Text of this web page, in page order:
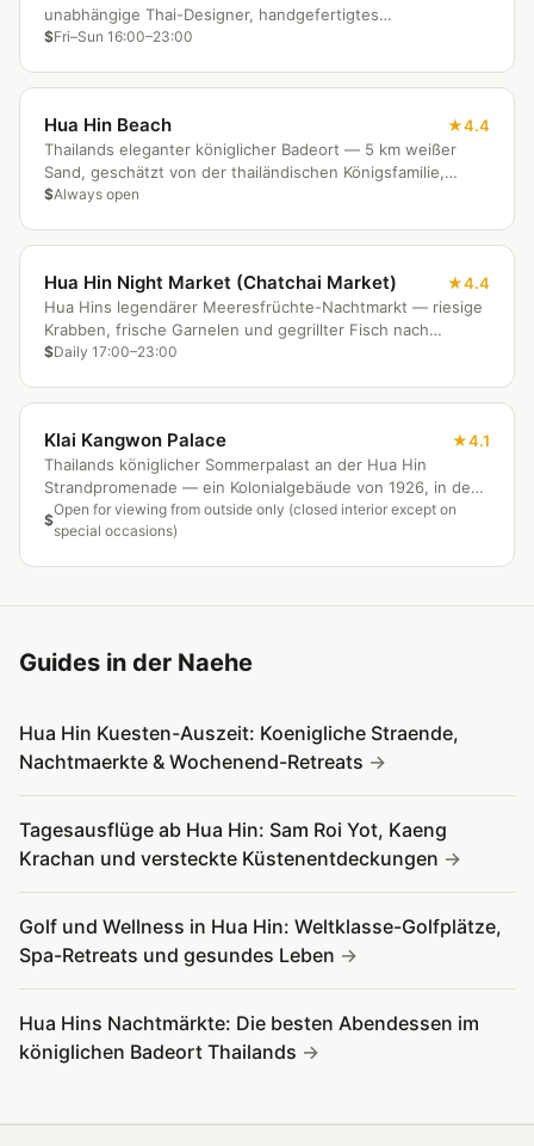
unabhängige Thai-Designer, handgefertigtes
Kunsthandwerk, Live-Musik und Genussgastronomie in
$Fri–Sun 16:00–23:00
Hua Hin Beach
4.4
Thailands eleganter königlicher Badeort — 5 km weißer
Sand, geschätzt von der thailändischen Königsfamilie,
Bangkoker Wochenendgästen und Langzeitexpats.
$Always open
Hua Hin Night Market (Chatchai Market)
4.4
Hua Hins legendärer Meeresfrüchte-Nachtmarkt — riesige
Krabben, frische Garnelen und gegrillter Fisch nach
Gewicht täglich auf der Dechanuchit Road.
$Daily 17:00–23:00
Klai Kangwon Palace
4.1
Thailands königlicher Sommerpalast an der Hua Hin
Strandpromenade — ein Kolonialgebäude von 1926, in dem
König Bhumibol Geschichte schrieb, noch immer aktive
Königsresidenz.
$
Open for viewing from outside only (closed interior except on
special occasions)
Guides in der Naehe
Hua Hin Kuesten-Auszeit: Koenigliche Straende,
Nachtmaerkte & Wochenend-Retreats
Tagesausflüge ab Hua Hin: Sam Roi Yot, Kaeng
Krachan und versteckte Küstenentdeckungen
Golf und Wellness in Hua Hin: Weltklasse-Golfplätze,
Spa-Retreats und gesundes Leben
Hua Hins Nachtmärkte: Die besten Abendessen im
königlichen Badeort Thailands